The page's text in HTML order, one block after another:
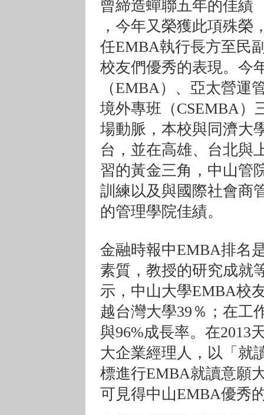
曾締造蟬聯五年的佳績
，今年又榮獲此項殊榮
任EMBA執行長方至民
校友們優秀的表現。今
（EMBA）、亞太營運
境外專班（CSEMBA）
場動脈，本校與同濟大
台，並在高雄、台北與
習的黃金三角，中山管
訓練以及與國際社會商
的管理學院佳績。
金融時報中EMBA排名
素質，教授的研究成就
示，中山大學EMBA校
越台灣大學39％；在工
與96%成長率。在2013
大企業經理人，以「就
標進行EMBA就讀意願
可見得中山EMBA優秀